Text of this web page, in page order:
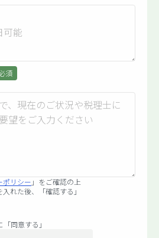
須
ポリシー 」をご確認の上
れた後、
「確認する」
同意する」